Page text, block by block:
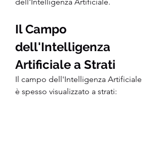
Il Campo
dell'Intelligenza
Artificiale a Strati
Il campo dell'Intelligenza Artificiale
è spesso visualizzato a strati: